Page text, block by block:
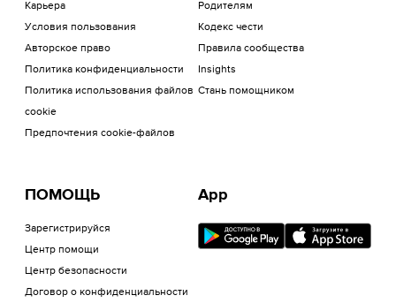
Карьера
Условия пользования
Авторское право
Политика конфиденциальности
Политика использования файлов
cookie
Предпочтения cookie-файлов
Родителям
Кодекс чести
Правила сообщества
Insights
Стань помощником
ПОМОЩЬ
Зарегистрируйся
Центр помощи
Центр безопасности
Договор о конфиденциальности
App